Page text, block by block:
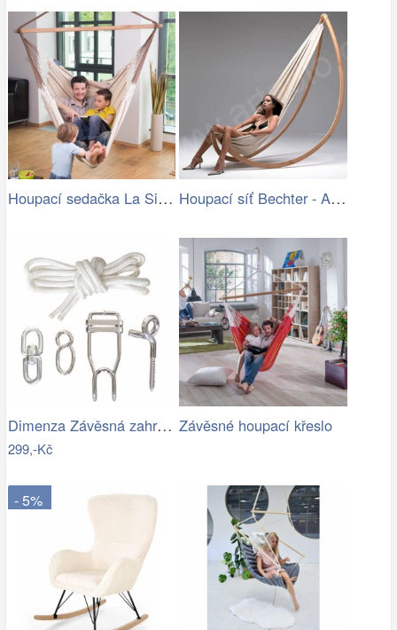
Houpací sedačka La Siesta Habana… Houpací síť Bechter - Artedio.cz
Dimenza Závěsná zahradní souprava na…
299,-Kč
Závěsné houpací křeslo
- 5%